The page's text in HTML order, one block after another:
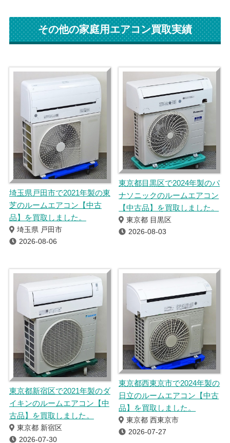
その他の家庭用エアコン買取実績
埼玉県戸田市で2021年製の東
芝のルームエアコン【中古
品】を買取しました。
埼玉県 戸田市
2026-08-06
東京都目黒区で2024年製のパ
ナソニックのルームエアコン
【中古品】を買取しました。
東京都 目黒区
2026-08-03
東京都新宿区で2021年製のダ
イキンのルームエアコン【中
古品】を買取しました。
東京都 新宿区
2026-07-30
東京都西東京市で2024年製の
日立のルームエアコン【中古
品】を買取しました。
東京都 西東京市
2026-07-27